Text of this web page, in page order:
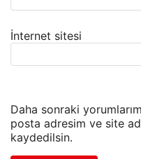
İnternet sitesi
Daha sonraki
posta adresim ve site
kaydedilsin.